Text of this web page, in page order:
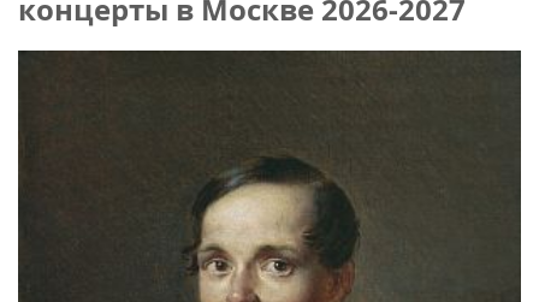
концерты в Москве 2026-2027